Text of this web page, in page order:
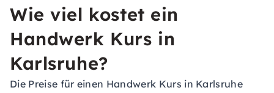
Wie viel kostet ein
Handwerk Kurs in
Karlsruhe?
Die Preise für einen Handwerk Kurs in Karlsruhe